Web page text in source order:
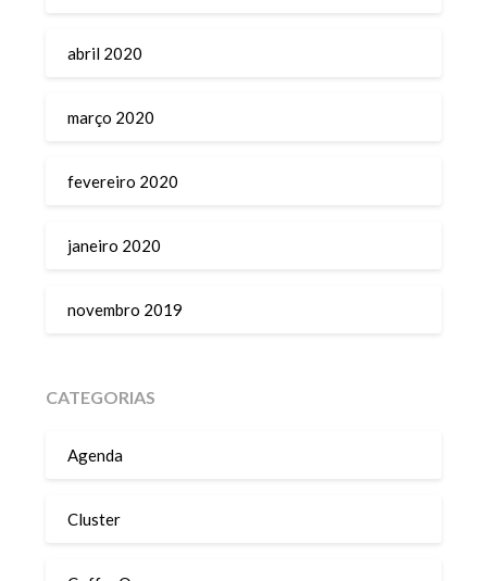
abril 2020
março 2020
fevereiro 2020
janeiro 2020
novembro 2019
CATEGORIAS
Agenda
Cluster